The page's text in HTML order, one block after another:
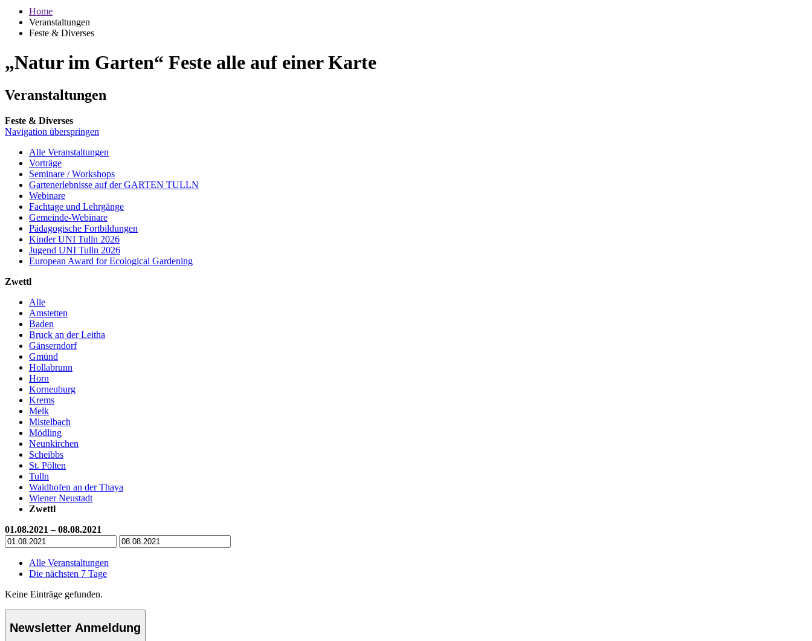
Home
Veranstaltungen
Feste & Diverses
„Natur im Garten“ Feste alle auf einer Karte
Veranstaltungen
Feste & Diverses
Navigation überspringen
Alle Veranstaltungen
Vorträge
Seminare / Workshops
Gartenerlebnisse auf der GARTEN TULLN
Webinare
Fachtage und Lehrgänge
Gemeinde-Webinare
Pädagogische Fortbildungen
Kinder UNI Tulln 2026
Jugend UNI Tulln 2026
European Award for Ecological Gardening
Zwettl
Alle
Amstetten
Baden
Bruck an der Leitha
Gänserndorf
Gmünd
Hollabrunn
Horn
Korneuburg
Krems
Melk
Mistelbach
Mödling
Neunkirchen
Scheibbs
St. Pölten
Tulln
Waidhofen an der Thaya
Wiener Neustadt
Zwettl
01.08.2021 – 08.08.2021
Alle Veranstaltungen
Die nächsten 7 Tage
Keine Einträge gefunden.
Newsletter Anmeldung